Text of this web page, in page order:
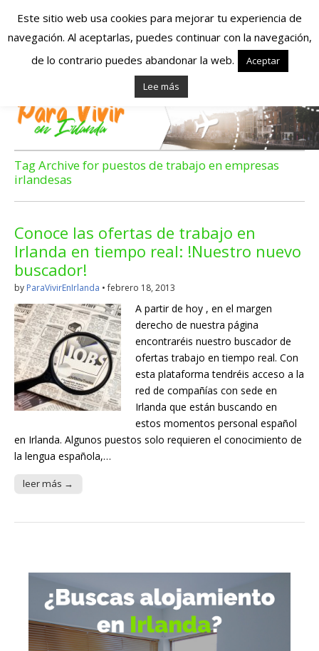
Españoles en
Irlanda – Vivir en
Irlanda – Trabajo
en Irlanda –
Alojamiento en
Irlanda
Blog dedicado a los que viven, estudian y trabajan en
Irlanda!
Tag Archive for puestos de trabajo en empresas
irlandesas
Conoce las ofertas de trabajo en
Irlanda en tiempo real: !Nuestro nuevo
buscador!
by ParaVivirEnIrlanda •febrero 18, 2013
A partir de hoy , en el margen
derecho de nuestra página
encontraréis nuestro buscador de
ofertas trabajo en tiempo real. Con
esta plataforma tendréis acceso a la
red de compañías con sede en
Irlanda que están buscando en
estos momentos personal español
en Irlanda. Algunos puestos solo requieren el conocimiento de
la lengua española,…
leer más →
Este sitio web usa cookies para mejorar tu experiencia de
navegación. Al aceptarlas, puedes continuar con la navegación,
de lo contrario puedes abandonar la web.
Aceptar
Lee más